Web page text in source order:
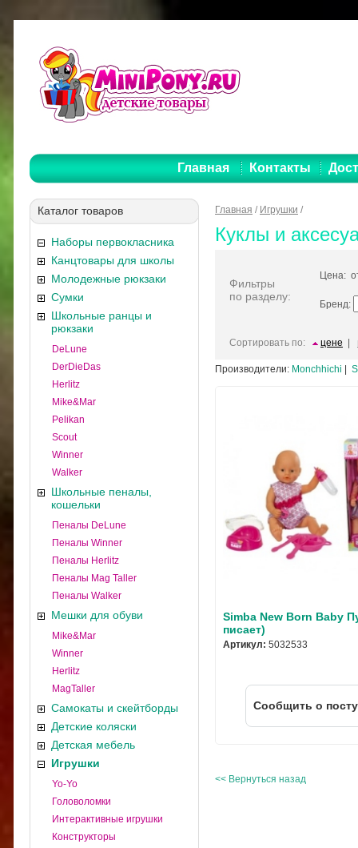
Главная Контакты
Каталог товаров
Наборы первокласника
Канцтовары для школы
Молодежные рюкзаки
Сумки
Школьные ранцы и
рюкзаки
DeLune
DerDieDas
Herlitz
Mike&Mar
Pelikan
Scout
Winner
Walker
Школьные пеналы,
кошельки
Пеналы DeLune
Пеналы Winner
Пеналы Herlitz
Пеналы Mag Taller
Пеналы Walker
Мешки для обуви
Mike&Mar
Winner
Herlitz
MagTaller
Самокаты и скейтборды
Детские коляски
Детская мебель
Игрушки
Yo-Yo
Головоломки
Интерактивные игрушки
Конструкторы
Главная / Игрушки /
Куклы и
Фильтры
по разделу:
Цена:
Бренд:
Сортировать по: цене
Производители: Monchhichi
Simba New Born Baby
писает)
Артикул: 5032533
Cообщить о
<< Вернуться назад